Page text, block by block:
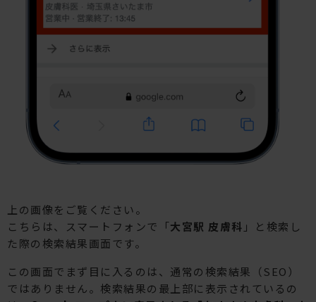
上の画像をご覧ください。
こちらは、スマートフォンで「大宮駅 皮膚科 」と検索し
た際の検索結果画面です。
この画面でまず目に入るのは、通常の検索結果（SEO）
ではありません。検索結果の最上部に表示されているの